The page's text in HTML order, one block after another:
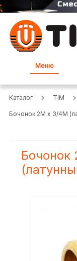
Меню
Каталог TIM
Бочонок 2M х 3/4M
Бочонок